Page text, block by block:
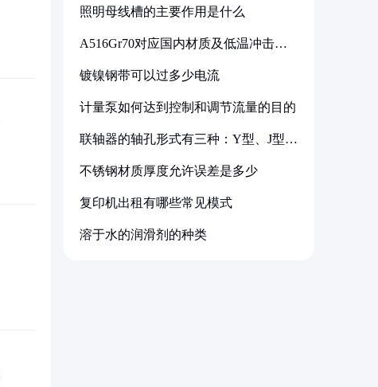
照明母线槽的主要作用是什么
A516Gr70对应国内材质及低温冲击要
镀镍钢带可以过多少电流
计量泵如何达到控制和调节流量的目的
联轴器的轴孔形式有三种：Y型、J型、
不锈钢材质厚度允许误差是多少
复印机出租有哪些常见模式
溶于水的润滑剂的种类